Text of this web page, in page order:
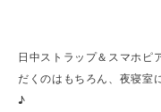
日中ストラップ＆スマホピ
だくのはもちろん、夜寝室
♪